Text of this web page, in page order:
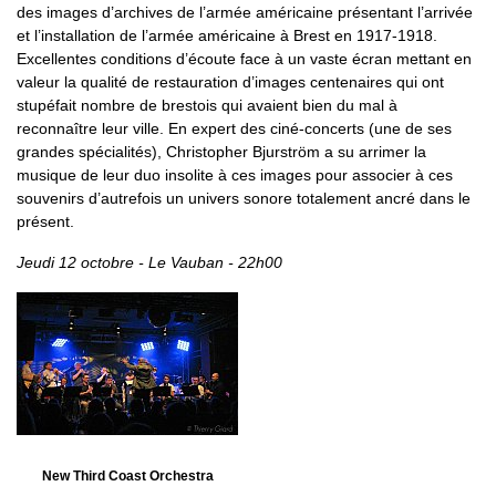
des images d’archives de l’armée américaine présentant l’arrivée
et l’installation de l’armée américaine à Brest en 1917-1918.
Excellentes conditions d’écoute face à un vaste écran mettant en
valeur la qualité de restauration d’images centenaires qui ont
stupéfait nombre de brestois qui avaient bien du mal à
reconnaître leur ville. En expert des ciné-concerts (une de ses
grandes spécialités), Christopher Bjurström a su arrimer la
musique de leur duo insolite à ces images pour associer à ces
souvenirs d’autrefois un univers sonore totalement ancré dans le
présent.
Jeudi 12 octobre - Le Vauban - 22h00
New Third Coast Orchestra